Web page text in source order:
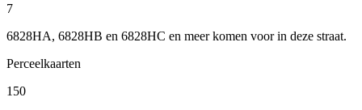
7
6828HA, 6828HB en 6828HC en meer komen voor in deze straat.
Perceelkaarten
150